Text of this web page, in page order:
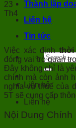
Thành lập
Liên hệ
Tin tức
Liên hệ
Liên hệ
23
Th4
Việc xác địnhthời
đóng vai trò quan
Đây không chỉ là
chính mà còn ảnh
nghĩa vụ thuế của
5T sẽ cung cấp
Nội Dung Chính